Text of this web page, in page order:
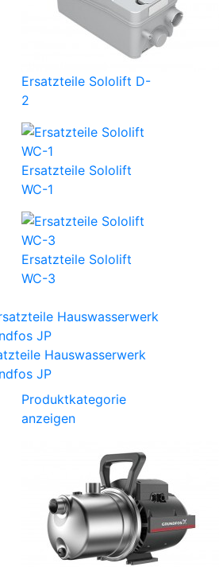
Ersatzteile Sololift D-
2
Ersatzteile Sololift
WC-1
Ersatzteile Sololift
WC-3
Hauswasserwerk
JP
Produktkategorie
anzeigen